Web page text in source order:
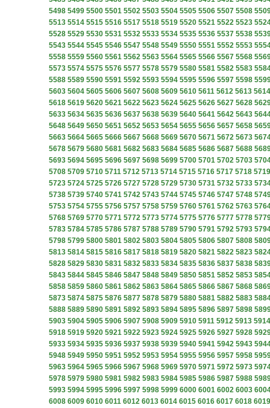
5498 5499 5500 5501 5502 5503 5504 5505 5506 5507 5508
5513 5514 5515 5516 5517 5518 5519 5520 5521 5522 5523
5528 5529 5530 5531 5532 5533 5534 5535 5536 5537 5538
5543 5544 5545 5546 5547 5548 5549 5550 5551 5552 5553
5558 5559 5560 5561 5562 5563 5564 5565 5566 5567 5568
5573 5574 5575 5576 5577 5578 5579 5580 5581 5582 5583
5588 5589 5590 5591 5592 5593 5594 5595 5596 5597 5598
5603 5604 5605 5606 5607 5608 5609 5610 5611 5612 5613 5614
5618 5619 5620 5621 5622 5623 5624 5625 5626 5627 5628
5633 5634 5635 5636 5637 5638 5639 5640 5641 5642 5643
5648 5649 5650 5651 5652 5653 5654 5655 5656 5657 5658
5663 5664 5665 5666 5667 5668 5669 5670 5671 5672 5673
5678 5679 5680 5681 5682 5683 5684 5685 5686 5687 5688
5693 5694 5695 5696 5697 5698 5699 5700 5701 5702 5703
5708 5709 5710 5711 5712 5713 5714 5715 5716 5717 5718 5719
5723 5724 5725 5726 5727 5728 5729 5730 5731 5732 5733
5738 5739 5740 5741 5742 5743 5744 5745 5746 5747 5748
5753 5754 5755 5756 5757 5758 5759 5760 5761 5762 5763
5768 5769 5770 5771 5772 5773 5774 5775 5776 5777 5778
5783 5784 5785 5786 5787 5788 5789 5790 5791 5792 5793
5798 5799 5800 5801 5802 5803 5804 5805 5806 5807 5808
5813 5814 5815 5816 5817 5818 5819 5820 5821 5822 5823
5828 5829 5830 5831 5832 5833 5834 5835 5836 5837 5838
5843 5844 5845 5846 5847 5848 5849 5850 5851 5852 5853
5858 5859 5860 5861 5862 5863 5864 5865 5866 5867 5868
5873 5874 5875 5876 5877 5878 5879 5880 5881 5882 5883
5888 5889 5890 5891 5892 5893 5894 5895 5896 5897 5898
5903 5904 5905 5906 5907 5908 5909 5910 5911 5912 5913 5914
5918 5919 5920 5921 5922 5923 5924 5925 5926 5927 5928
5933 5934 5935 5936 5937 5938 5939 5940 5941 5942 5943
5948 5949 5950 5951 5952 5953 5954 5955 5956 5957 5958
5963 5964 5965 5966 5967 5968 5969 5970 5971 5972 5973
5978 5979 5980 5981 5982 5983 5984 5985 5986 5987 5988
5993 5994 5995 5996 5997 5998 5999 6000 6001 6002 6003
6008 6009 6010 6011 6012 6013 6014 6015 6016 6017 6018 6019